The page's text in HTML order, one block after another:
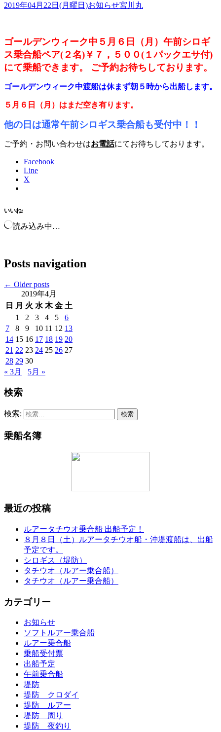
2019年04月22日(月曜日)お知らせ宮川丸
ゴールデンウィーク中５月６日（月） 午前シロギ
ス乗合船ペア(２名)￥７，５００(１パックエサ付)
にて乗船できます。 ご予約お待ちしております。
ゴールデンウィーク中渡船は休まず朝５時から出船します。
５月６日（月）はまだ空き有ります。
他の日は通常午前シロギス乗合船も受付中！！
ご予約・お問い合わせはお電話にてお待ちしております。
Facebook
Line
X
いいね:
読み込み中…
Posts navigation
← Older posts
2019年4月
日
月 火 水 木 金 土
1
2 3 4 5
6
7
8 9 10 11 12 13
14 15 16 17 18 19 20
21 22 23 24 25 26 27
28 29 30
« 3月
5月 »
検索
検索:
乗船名簿
最近の投稿
ルアータチウオ乗合船 出船予定！
８月８日（土）ルアータチウオ船・沖堤渡船は、出船
予定です。
シロギス（堤防）
タチウオ（ルアー乗合船）
タチウオ（ルアー乗合船）
カテゴリー
お知らせ
ソフトルアー乗合船
ルアー乗合船
乗船受付票
出船予定
午前乗合船
堤防
堤防 クロダイ
堤防 ルアー
堤防 周り
堤防 夜釣り